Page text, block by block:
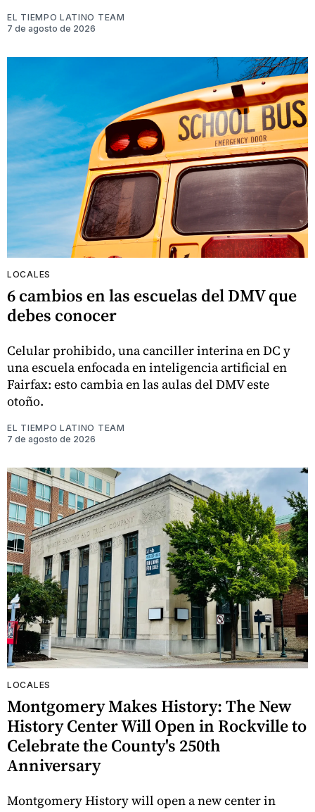
EL TIEMPO LATINO TEAM
7 de agosto de 2026
LOCALES
6 cambios en las escuelas del DMV que
debes conocer
Celular prohibido, una canciller interina en DC y
una escuela enfocada en inteligencia artificial en
Fairfax: esto cambia en las aulas del DMV este
otoño.
EL TIEMPO LATINO TEAM
7 de agosto de 2026
LOCALES
Montgomery Makes History: The New
History Center Will Open in Rockville to
Celebrate the County's 250th
Anniversary
Montgomery History will open a new center in